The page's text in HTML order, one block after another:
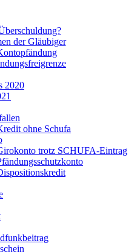
der Gläubiger
2020
ohne Schufa
trotz SCHUFA-Eintrag